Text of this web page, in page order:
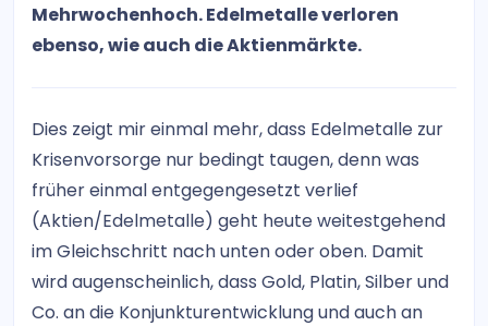
Mehrwochenhoch. Edelmetalle verloren
ebenso, wie auch die Aktienmärkte.
Dies zeigt mir einmal mehr, dass Edelmetalle zur
Krisenvorsorge nur bedingt taugen, denn was
früher einmal entgegengesetzt verlief
(Aktien/Edelmetalle) geht heute weitestgehend
im Gleichschritt nach unten oder oben. Damit
wird augenscheinlich, dass Gold, Platin, Silber und
Co. an die Konjunkturentwicklung und auch an